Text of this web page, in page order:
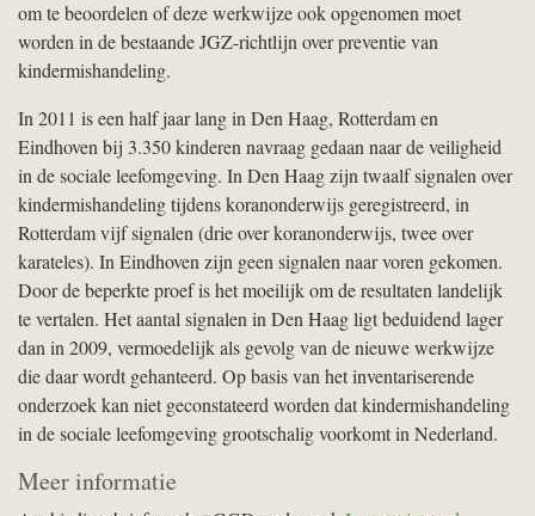
om te beoordelen of deze werkwijze ook opgenomen moet
worden in de bestaande JGZ-richtlijn over preventie van
kindermishandeling.
In 2011 is een half jaar lang in Den Haag, Rotterdam en
Eindhoven bij 3.350 kinderen navraag gedaan naar de veiligheid
in de sociale leefomgeving. In Den Haag zijn twaalf signalen over
kindermishandeling tijdens koranonderwijs geregistreerd, in
Rotterdam vijf signalen (drie over koranonderwijs, twee over
karateles). In Eindhoven zijn geen signalen naar voren gekomen.
Door de beperkte proef is het moeilijk om de resultaten landelijk
te vertalen. Het aantal signalen in Den Haag ligt beduidend lager
dan in 2009, vermoedelijk als gevolg van de nieuwe werkwijze
die daar wordt gehanteerd. Op basis van het inventariserende
onderzoek kan niet geconstateerd worden dat kindermishandeling
in de sociale leefomgeving grootschalig voorkomt in Nederland.
Meer informatie